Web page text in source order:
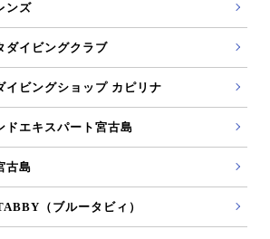
ンズ
ダイビングクラブ
イビングショップ カピリナ
ドエキスパート宮古島
古島
（ブルータビィ）